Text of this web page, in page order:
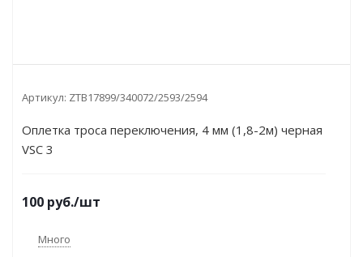
Артикул: ZTB17899/340072/2593/2594
Оплетка троса переключения, 4 мм (1,8-2м) черная
VSC 3
100 руб./шт
Много